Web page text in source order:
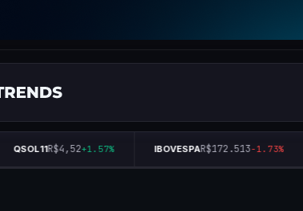
QSOL11R$4,52+1.57% IBOVESPAR$172.513-1.73%